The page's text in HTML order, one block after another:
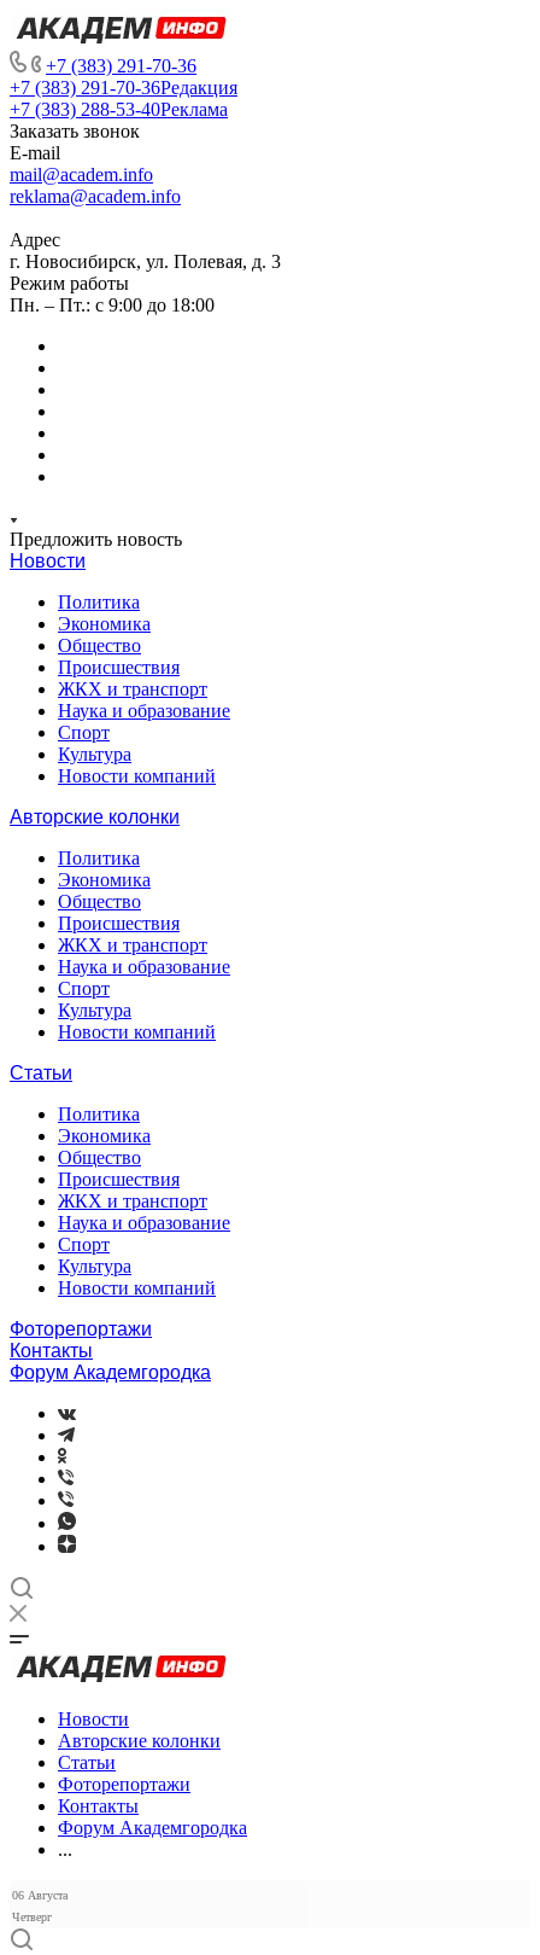
+7 (383) 291-70-36
+7 (383) 291-70-36Редакция
+7 (383) 288-53-40Реклама
Заказать звонок
E-mail
mail@academ.info
reklama@academ.info
Адрес
г. Новосибирск, ул. Полевая, д. 3
Режим работы
Пн. – Пт.: с 9:00 до 18:00
Предложить новость
Новости
Политика
Экономика
Общество
Происшествия
ЖКХ и транспорт
Наука и образование
Спорт
Культура
Новости компаний
Авторские колонки
Политика
Экономика
Общество
Происшествия
ЖКХ и транспорт
Наука и образование
Спорт
Культура
Новости компаний
Статьи
Политика
Экономика
Общество
Происшествия
ЖКХ и транспорт
Наука и образование
Спорт
Культура
Новости компаний
Фоторепортажи
Контакты
Форум Академгородка
Новости
Авторские колонки
Статьи
Фоторепортажи
Контакты
Форум Академгородка
...
06 Августа
Четверг